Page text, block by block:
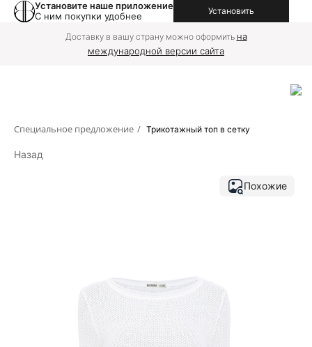
Установите наше приложение
С ним покупки удобнее
Установить
Доставку в вашу страну можно оформить на
международной версии сайта
Специальное предложение / Трикотажный топ в сетку
Назад
Похожие